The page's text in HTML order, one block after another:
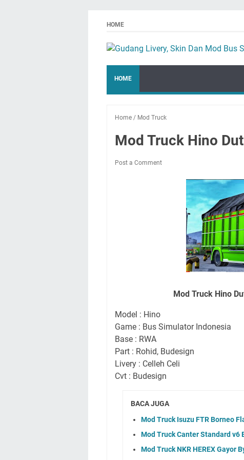
HOME
HOME
Home / Mod Truck
Mod Truck Hino
Post a Comment
Mod Truck Hino
Model : Hino
Game : Bus Simulator Indonesia
Base : RWA
Part : Rohid, Budesign
Livery : Celleh Celi
Cvt : Budesign
BACA JUGA
Mod Truck Isuzu FTR Borneo
Mod Truck Canter Standard v6
Mod Truck NKR HEREX Gayor